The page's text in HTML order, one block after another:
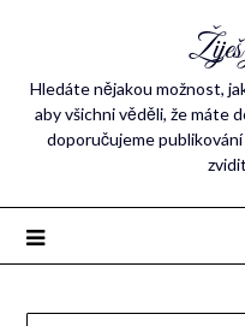
Hledáte nějakou možnost,
aby všichni věděli, že máte
doporučujeme publikování